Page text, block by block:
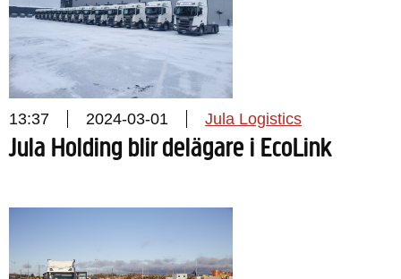
13:37 2024-03-01 Jula Logistics
Jula Holding blir delägare i EcoLink